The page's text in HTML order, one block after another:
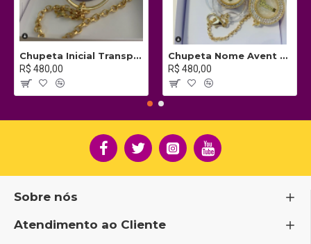
Chupeta Inicial Transparente c/ Prendedor
R$ 480,00
Chupeta Nome Avent c/ Prendedor
R$ 480,00
Sobre nós
Atendimento ao Cliente